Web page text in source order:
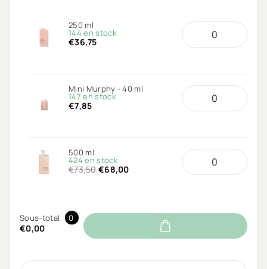
250 ml
144 en stock
€36,75
Mini Murphy - 40 ml
147 en stock
€7,85
500 ml
424 en stock
€73,50€68,00
Sous-total 0
€0,00